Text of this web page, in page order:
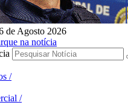
de Agosto 2026
/
/